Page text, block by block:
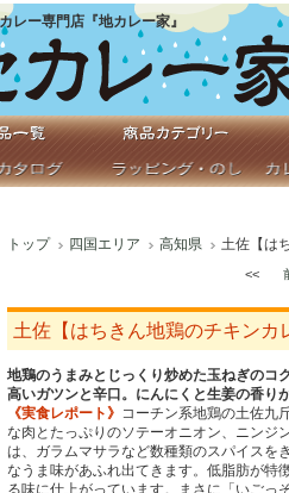
専門店『地カレー家』
トップ 四国エリア 高知県 土佐【は
<<
土佐【はちきん地鶏のチキンカ
地鶏のうまみとじっくり炒めた玉ねぎのコ
高いガツンと辛口。にんにくと生姜の香り
《実食レポート》 コーチン系地鶏の土佐九
な肉とたっぷりのソテーオニオン、ニンジ
は、ガラムマサラなど数種類のスパイスを
なうま味があふれ出てきます。低脂肪が特
る味に仕上がっています。まさに「いごっ